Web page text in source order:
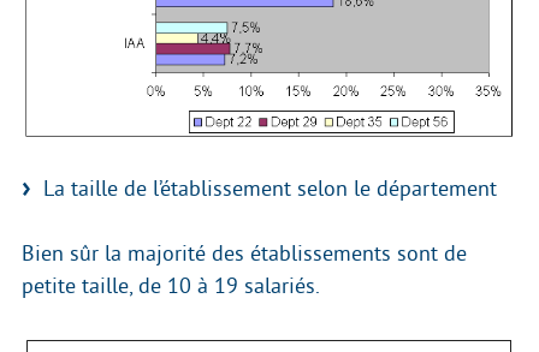
La taille de l’établissement selon le département
Bien sûr la majorité des établissements sont de
petite taille, de 10 à 19 salariés.